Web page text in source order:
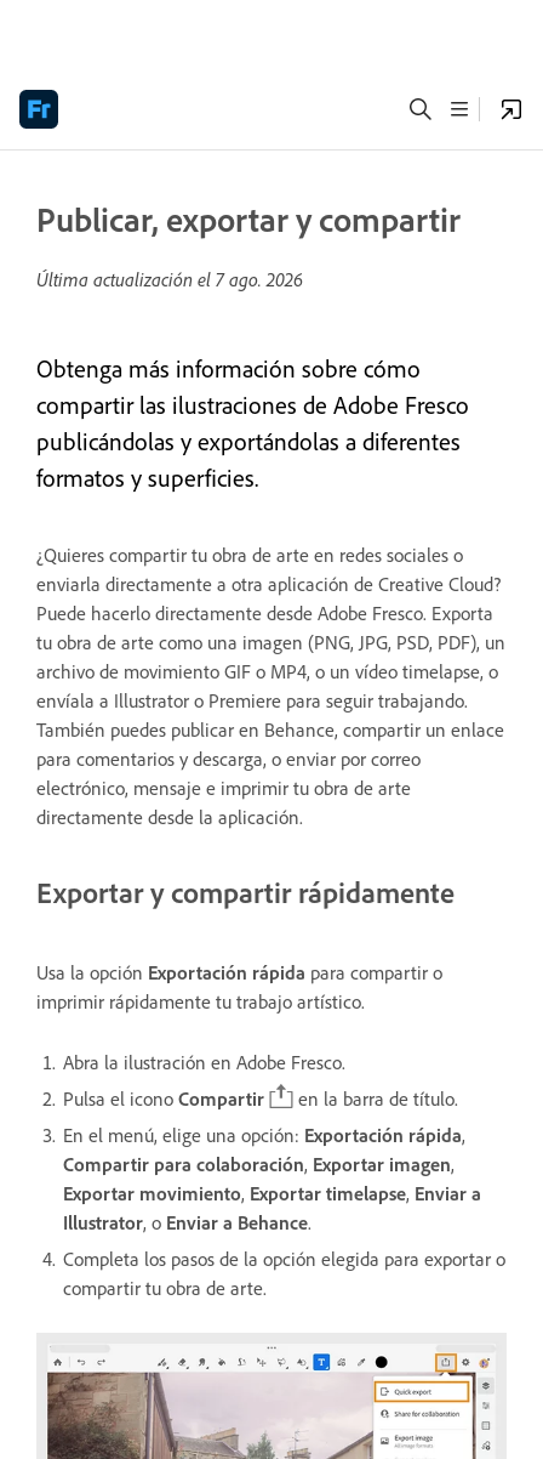
Publicar, exportar y compartir
Última actualización el 7 ago. 2026
Obtenga más información sobre cómo
compartir las ilustraciones de Adobe Fresco
publicándolas y exportándolas a diferentes
formatos y superficies.
¿Quieres compartir tu obra de arte en redes sociales o
enviarla directamente a otra aplicación de Creative Cloud?
Puede hacerlo directamente desde Adobe Fresco. Exporta
tu obra de arte como una imagen (PNG, JPG, PSD, PDF), un
archivo de movimiento GIF o MP4, o un vídeo timelapse, o
envíala a Illustrator o Premiere para seguir trabajando.
También puedes publicar en Behance, compartir un enlace
para comentarios y descarga, o enviar por correo
electrónico, mensaje e imprimir tu obra de arte
directamente desde la aplicación.
Exportar y compartir rápidamente
Usa la opción Exportación rápida para compartir o
imprimir rápidamente tu trabajo artístico.
Abra la ilustración en Adobe Fresco.
Pulsa el icono Compartir
en la barra de título.
En el menú, elige una opción: Exportación rápida,
Compartir para colaboración, Exportar imagen,
Exportar movimiento, Exportar timelapse, Enviar a
Illustrator, o Enviar a Behance.
Completa los pasos de la opción elegida para exportar o
compartir tu obra de arte.